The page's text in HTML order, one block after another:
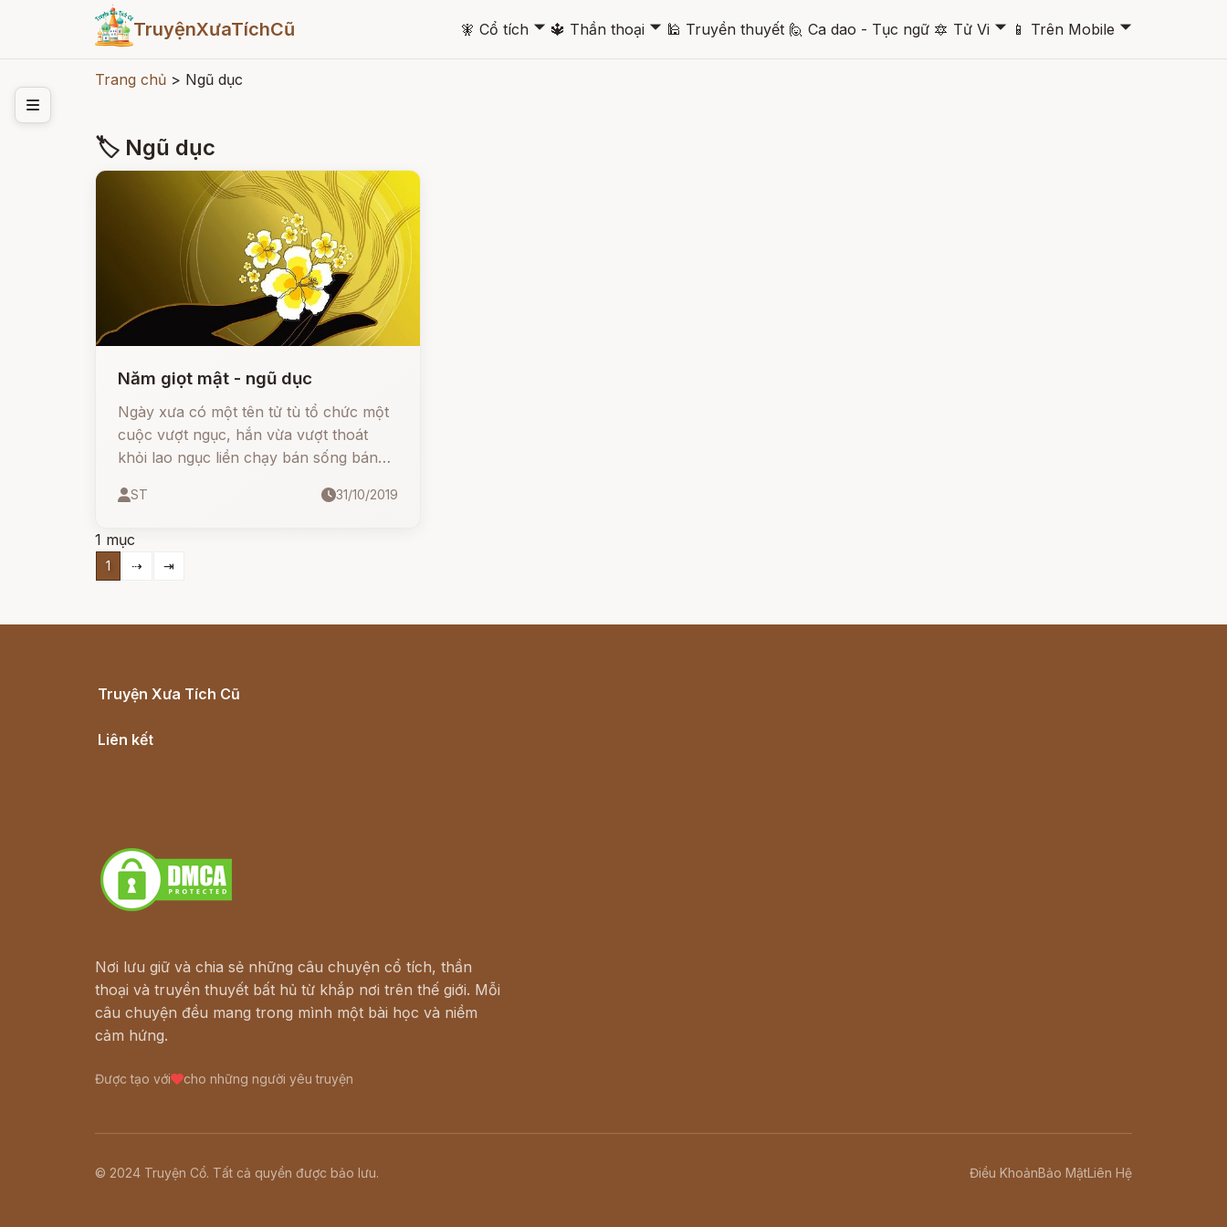
TruyệnXưaTíchCũ 🧚 Cổ tích 🞃 🔱 Thần thoại 🞃 🕌 Truyền thuyết 🙋 Ca dao - Tục ngữ 🔯 Tử Vi 🞃 📱 Trên Mobile 🞃
Trang chủ > Ngũ dục
🏷 Ngũ dục
Năm giọt mật - ngũ dục
Ngày xưa có một tên tử tù tổ chức một
cuộc vượt ngục, hắn vừa vượt thoát
khỏi lao ngục liền chạy bán sống bán
cuồng đuổi theo, do sự tổ chức truy nã
ST 31/10/2019
1 mục
1 ⇢ ⇥
Truyện Xưa Tích Cũ
Liên kết
Nơi lưu giữ và chia sẻ những câu chuyện cổ tích, thần
thoại và truyền thuyết bất hủ từ khắp nơi trên thế giới. Mỗi
câu chuyện đều mang trong mình một bài học và niềm
cảm hứng.
Được tạo với cho những người yêu truyện
© 2024 Truyện Cổ. Tất cả quyền được bảo lưu. Điều KhoảnBảo MậtLiên Hệ